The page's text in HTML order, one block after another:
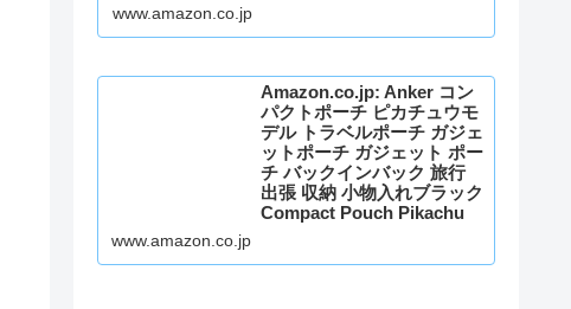
可能です。アマゾン配送商品は、
www.amazon.co.jp
Amazon.co.jp: Anker コン
パクトポーチ ピカチュウモ
デル トラベルポーチ ガジェ
ットポーチ ガジェット ポー
チ バックインバック 旅行
出張 収納 小物入れブラック
Compact Pouch Pikachu
www.amazon.co.jp